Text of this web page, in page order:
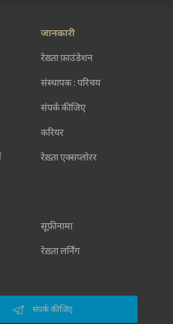
जानकारी
रेख़्ता फ़ाउंडेशन
संस्थापक : परिचय
संपर्क कीजिए
करियर
रेख़्ता एक्सप्लोरर
सूफ़ीनामा
रेख़्ता लर्निंग
संपर्क कीजिए